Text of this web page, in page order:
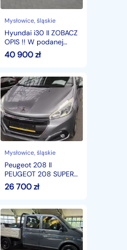
podanej
cenie
roczna
gwarancja
Mysłowice, śląskie
Hyundai i30 II ZOBACZ
OPIS !! W podanej
cenie roczna
gwarancja
40 900zł
Peugeot
208
II
PEUGEOT
208
SUPER
STAN
MECHANICZNY
WIZUALNY,PO
SERWISIE
KLIMATYZAC
Mysłowice, śląskie
Peugeot 208 II
PEUGEOT 208 SUPER
STAN MECHANICZNY I
WIZUALNY,PO
26 700zł
Volkswagen
Transporter
Roczna
Gwarancja